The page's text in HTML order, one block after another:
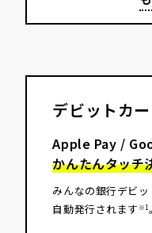
デビットカ
Apple Pay /
かんたんタッチ
みんなの銀行デビ
自動発行されます ※1